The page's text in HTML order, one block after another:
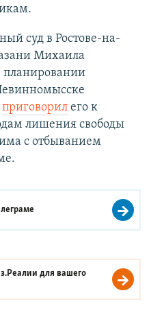
суд в Ростове-на-
Михаила
планировании
приговорилего к
лишения свободы
с отбыванием
для вашего